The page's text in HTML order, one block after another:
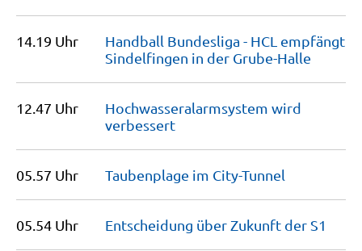
14.19 Uhr
Handball Bundesliga - HCL empfängt
Sindelfingen in der Grube-Halle
12.47 Uhr
Hochwasser­alarmsystem wird
verbessert
05.57 Uhr Taubenplage im City-Tunnel
05.54 Uhr Entscheidung über Zukunft der S1